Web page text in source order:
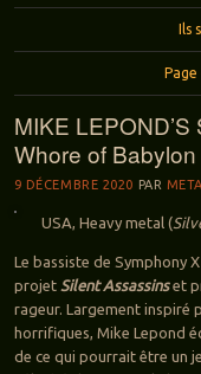
Ils
MIKE
Whore of Babylon
9 DÉCEMBRE 2020 PAR
USA, Heavy metal (
Le bassiste de Symphony
projet Silent Assassinset
rageur. Largement inspiré
horrifiques, Mike Lepond
de ce qui pourrait être un